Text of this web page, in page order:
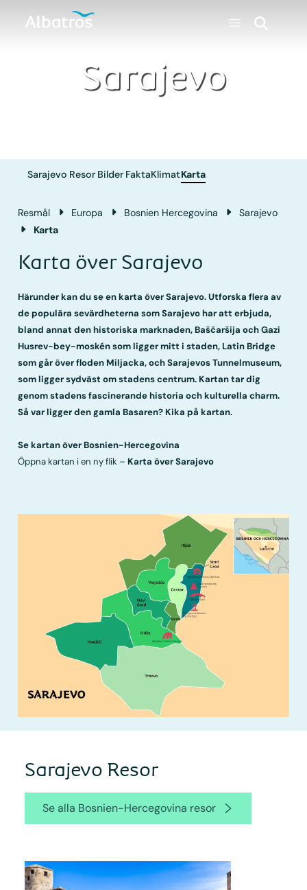
Sarajevo
Sarajevo Resor Bilder FaktaKlimatKarta
Resmål Europa Bosnien Hercegovina
Sarajevo
Karta
Karta över Sarajevo
Härunder kan du se en karta över Sarajevo. Utforska flera av
de populära sevärdheterna som Sarajevo har att erbjuda,
bland annat den historiska marknaden, Baščaršija och Gazi
Husrev-bey-moskén som ligger mitt i staden, Latin Bridge
som går över floden Miljacka, och Sarajevos Tunnelmuseum,
som ligger sydväst om stadens centrum. Kartan tar dig
genom stadens fascinerande historia och kulturella charm.
Så var ligger den gamla Basaren? Kika på kartan.
Se kartan över Bosnien-Hercegovina
Öppna kartan i en ny flik – Karta över Sarajevo
Sarajevo Resor
Se alla Bosnien-Hercegovina resor